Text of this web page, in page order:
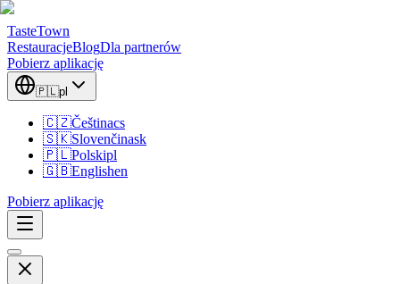
TasteTown
RestauracjeBlogDla partnerów
Pobierz aplikację
🇵🇱pl
🇨🇿Češtinacs
🇸🇰Slovenčinask
🇵🇱Polskipl
🇬🇧Englishen
Pobierz aplikację